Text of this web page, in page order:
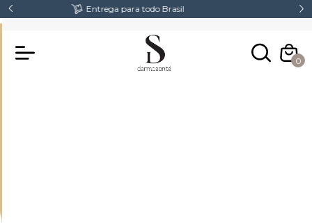
Fretes Gratis acima de R$300,00
0